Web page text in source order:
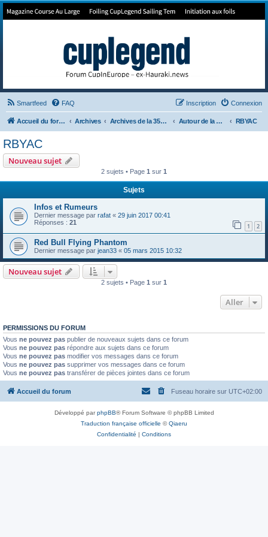
Forum de Cup In Europe
Smartfeed FAQ Connexion
Inscription
Accueil du forum Archives Archives de la 35ème Autour de la Cup RBYAC
RBYAC
Nouveau sujet
2 sujets • Page 1 sur 1
Sujets
Infos et Rumeurs
Dernier message par rafat « 29 juin 2017 00:41
Réponses : 21 1 2
Red Bull Flying Phantom
Dernier message par jean33 « 05 mars 2015 10:32
Nouveau sujet
2 sujets • Page 1 sur 1
Aller
PERMISSIONS DU FORUM
Vous ne pouvez pas publier de nouveaux sujets dans ce forum
Vous ne pouvez pas répondre aux sujets dans ce forum
Vous ne pouvez pas modifier vos messages dans ce forum
Vous ne pouvez pas supprimer vos messages dans ce forum
Vous ne pouvez pas transférer de pièces jointes dans ce forum
Accueil du forum Fuseau horaire sur UTC+02:00
Développé parphpBB® Forum Software © phpBB Limited
Traduction française officielle ©Qiaeru
Confidentialité | Conditions